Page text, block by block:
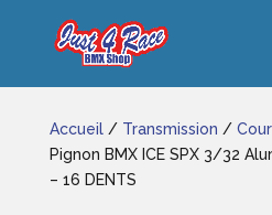
Accueil/ Transmission /
Pignon BMX ICE SPX 3/32
– 16 DENTS